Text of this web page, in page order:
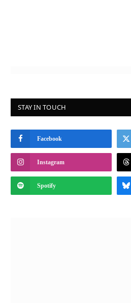
STAY IN TOUCH
Facebook
Instagram
Spotify